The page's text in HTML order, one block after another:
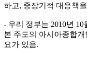
하고, 중장기적 대응책
- 우리 정부는 2010년
본 주도의 아시아종합
요가 있음.